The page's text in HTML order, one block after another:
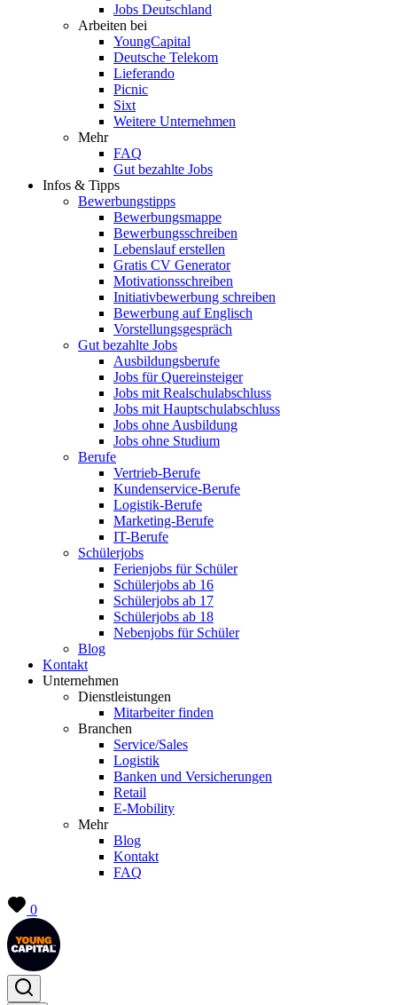
Jobs Deutschland
Arbeiten bei
YoungCapital
Deutsche Telekom
Lieferando
Picnic
Sixt
Weitere Unternehmen
Mehr
FAQ
Gut bezahlte Jobs
Infos & Tipps
Bewerbungstipps
Bewerbungsmappe
Bewerbungsschreiben
Lebenslauf erstellen
Gratis CV Generator
Motivationsschreiben
Initiativbewerbung schreiben
Bewerbung auf Englisch
Vorstellungsgespräch
Gut bezahlte Jobs
Ausbildungsberufe
Jobs für Quereinsteiger
Jobs mit Realschulabschluss
Jobs mit Hauptschulabschluss
Jobs ohne Ausbildung
Jobs ohne Studium
Berufe
Vertrieb-Berufe
Kundenservice-Berufe
Logistik-Berufe
Marketing-Berufe
IT-Berufe
Schülerjobs
Ferienjobs für Schüler
Schülerjobs ab 16
Schülerjobs ab 17
Schülerjobs ab 18
Nebenjobs für Schüler
Blog
Kontakt
Unternehmen
Dienstleistungen
Mitarbeiter finden
Branchen
Service/Sales
Logistik
Banken und Versicherungen
Retail
E-Mobility
Mehr
Blog
Kontakt
FAQ
0